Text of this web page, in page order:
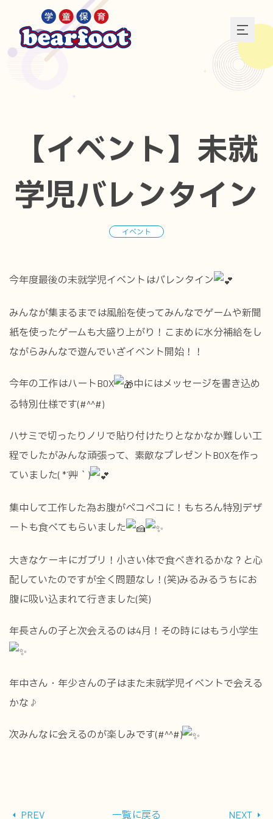
【イベント】未就
学児バレンタイン
イベント
今年度最後の未就学児イベントはバレンタイン
みんなが集まるまでは風船を使ってみんなでゲームや新聞
紙を使ったゲームも大盛り上がり！こまめに水分補給をし
ながらみんなで遊んでいざイベント開始！！
今年の工作はハートBOX
中にはメッセージを書き込め
る特別仕様です(#^^#)
ハサミで切ったりノリで貼り付けたりとなかなか難しい工
程でしたがみんな頑張って、素敵なプレゼントBOXを作っ
ていました( *´艸｀)
集中して工作した為お腹がペコペコに！もちろん特別デザ
ートも食べてもらいました
大きなケーキにガブリ！小さい体で食べきれるかな？と心
配していたのですが全く問題なし！(笑)みるみるうちにお
腹に吸い込まれて行きました(笑)
年長さんの子と次会えるのは4月！その時にはもう小学生
年中さん・年少さんの子はまた未就学児イベントで会える
かな♪
次みんなに会えるのが楽しみです(#^^#)
PREV 一覧に戻る NEXT